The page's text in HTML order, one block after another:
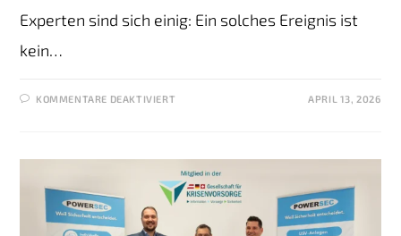
Experten sind sich einig: Ein solches Ereignis ist
kein…
KOMMENTARE DEAKTIVIERT APRIL 13, 2026